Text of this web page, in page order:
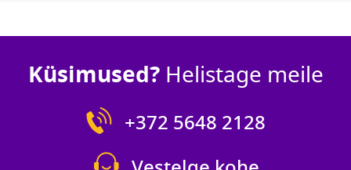
Küsimused?Helistage meile
+372 5648 2128